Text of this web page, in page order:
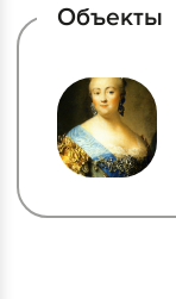
Объекты